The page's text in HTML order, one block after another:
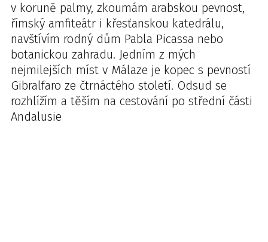
v koruně palmy, zkoumám arabskou pevnost,
římský amfiteátr i křesťanskou katedrálu,
navštívím rodný dům Pabla Picassa nebo
botanickou zahradu. Jedním z mých
nejmilejších míst v Málaze je kopec s pevností
Gibralfaro ze čtrnáctého století. Odsud se
rozhlížím a těším na cestování po střední části
Andalusie